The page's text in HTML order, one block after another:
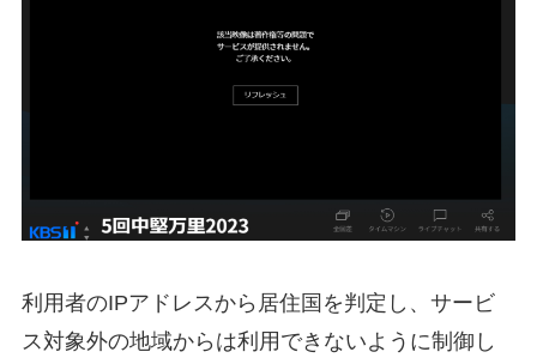
利用者のIPアドレスから居住国を判定し、サービ
ス対象外の地域からは利用できないように制御し